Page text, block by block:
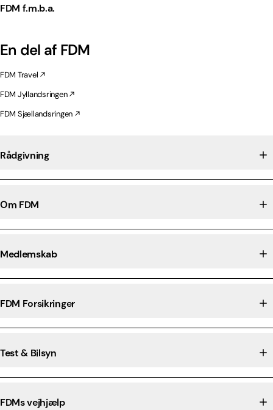
FDM f.m.b.a.
En del af FDM
FDM Travel
FDM Jyllandsringen
FDM Sjællandsringen
Rådgivning
Om FDM
Medlemskab
FDM Forsikringer
Test & Bilsyn
FDMs vejhjælp